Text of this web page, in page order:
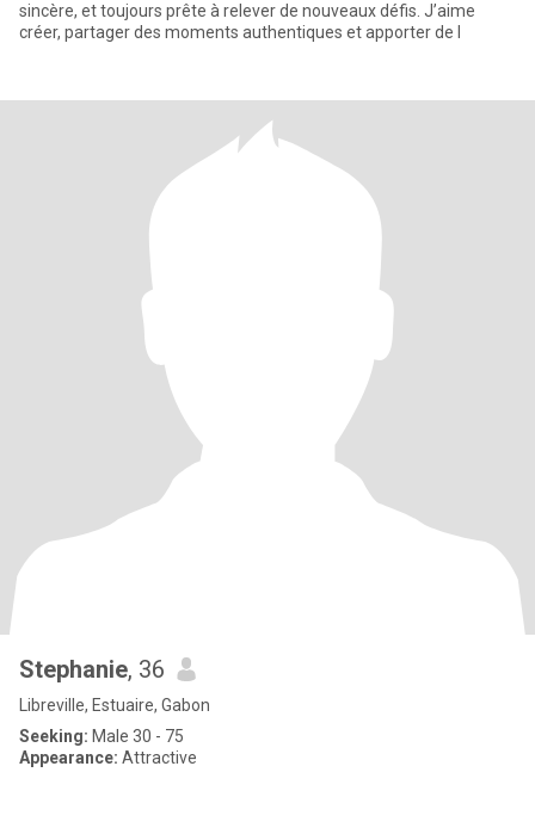
sincère, et toujours prête à relever de nouveaux défis. J’aime
créer, partager des moments authentiques et apporter de l
Stephanie, 36
Libreville, Estuaire, Gabon
Seeking: Male 30 - 75
Appearance: Attractive